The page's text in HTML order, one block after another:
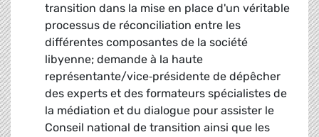
transition dans la mise en place d'un véritable
processus de réconciliation entre les
différentes composantes de la société
libyenne; demande à la haute
représentante/vice‑présidente de dépêcher
des experts et des formateurs spécialistes de
la médiation et du dialogue pour assister le
Conseil national de transition ainsi que les